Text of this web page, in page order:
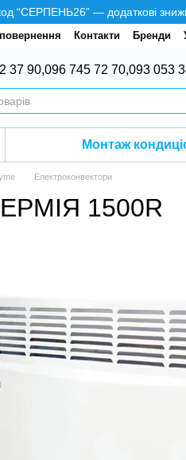
“СЕРПЕНЬ26” — додаткові
Контакти Бренди
37 90,096 745 72 70,093 053
Монтаж
Електроконвектори
1500R